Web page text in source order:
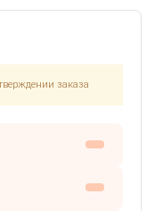
заказа